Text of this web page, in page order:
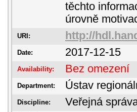
těchto
úrovně
URI: http://
Date: 2017-12-15
Availability: Bez omezení
Department: Ústav
Discipline: Veřejná